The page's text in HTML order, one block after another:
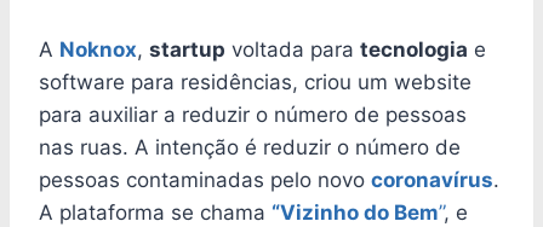
A Noknox, startup voltada para tecnologia e
software para residências, criou um website
para auxiliar a reduzir o número de pessoas
nas ruas. A intenção é reduzir o número de
pessoas contaminadas pelo novo coronavírus.
A plataforma se chama “Vizinho do Bem”, e